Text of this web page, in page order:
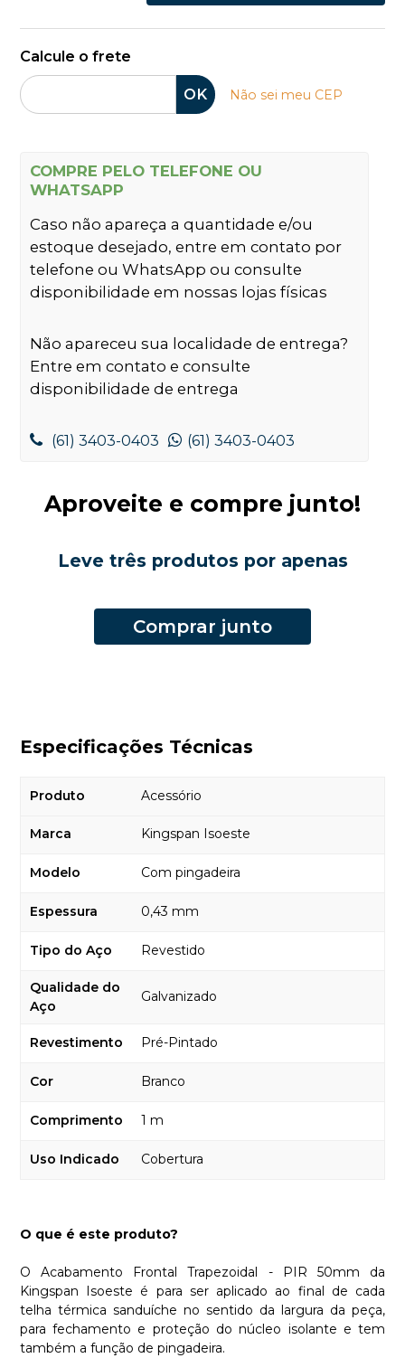
Calcule o frete
OK Não sei meu CEP
COMPRE PELO TELEFONE OU
WHATSAPP
Caso não apareça a quantidade e/ou
estoque desejado, entre em contato por
telefone ou WhatsApp ou consulte
disponibilidade em nossas lojas físicas
Não apareceu sua localidade de entrega?
Entre em contato e consulte
disponibilidade de entrega
(61) 3403-0403 (61) 3403-0403
Aproveite e compre junto!
Leve três produtos por apenas
Comprar junto
Especificações Técnicas
Produto Acessório
Marca Kingspan Isoeste
Modelo Com pingadeira
Espessura 0,43 mm
Tipo do Aço Revestido
Qualidade do
Aço
Galvanizado
Revestimento Pré-Pintado
Cor Branco
Comprimento 1 m
Uso Indicado Cobertura
O que é este produto?
O Acabamento Frontal Trapezoidal - PIR 50mm da
Kingspan Isoeste é para ser aplicado ao final de cada
telha térmica sanduíche no sentido da largura da peça,
para fechamento e proteção do núcleo isolante e tem
também a função de pingadeira.